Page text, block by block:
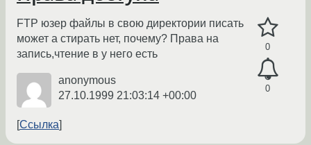
0
0
FTP юзер файлы в свою директории писать
может а стирать нет, почему? Права на
запись,чтение в у него есть
anonymous
27.10.1999 21:03:14 +00:00
Ссылка